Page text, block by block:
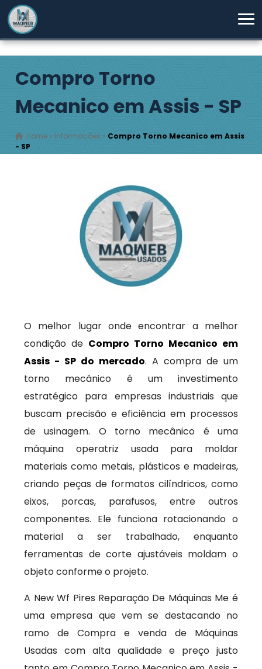
Compro Torno
Mecanico em Assis - SP
Home » Informações » Compro Torno Mecanico em Assis
- SP
O melhor lugar onde encontrar a melhor
condição de Compro Torno Mecanico em
Assis - SP do mercado. A compra de um
torno mecânico é um investimento
estratégico para empresas industriais que
buscam precisão e eficiência em processos
de usinagem. O torno mecânico é uma
máquina operatriz usada para moldar
materiais como metais, plásticos e madeiras,
criando peças de formatos cilíndricos, como
eixos, porcas, parafusos, entre outros
componentes. Ele funciona rotacionando o
material a ser trabalhado, enquanto
ferramentas de corte ajustáveis moldam o
objeto conforme o projeto.
A New Wf Pires Reparação De Máquinas Me é
uma empresa que vem se destacando no
ramo de Compra e venda de Máquinas
Usadas com alta qualidade e preço justo